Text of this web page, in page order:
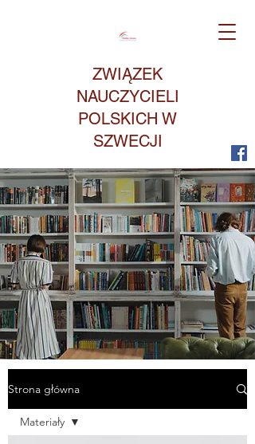
ZWIĄZEK
NAUCZYCIELI
POLSKICH W
SZWECJI
Strona główna
Materiały